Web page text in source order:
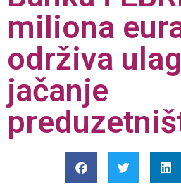
miliona
održiva
jačanje